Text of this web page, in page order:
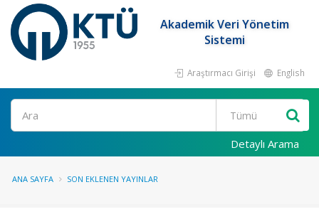
Akademik Veri Yönetim
Sistemi
Araştırmacı Girişi English
Ara
Detaylı Arama
ANA SAYFA SON EKLENEN YAYINLAR